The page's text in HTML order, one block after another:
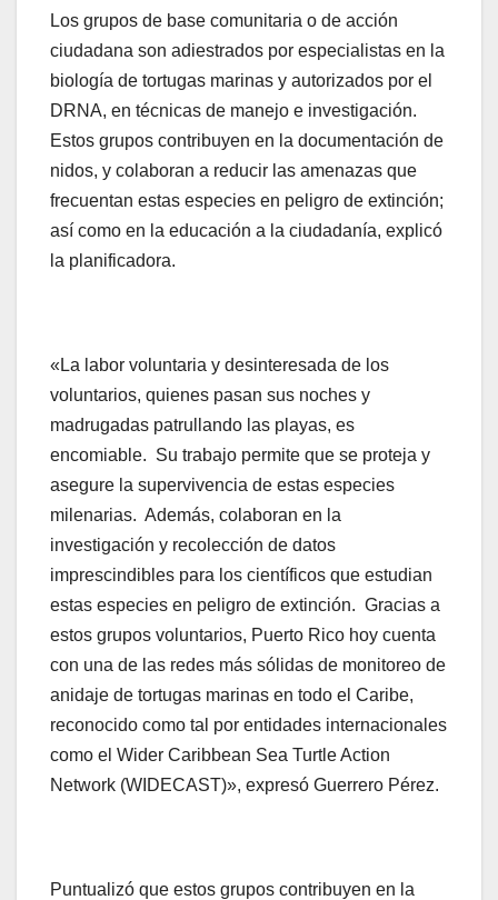
Los grupos de base comunitaria o de acción
ciudadana son adiestrados por especialistas en la
biología de tortugas marinas y autorizados por el
DRNA, en técnicas de manejo e investigación.
Estos grupos contribuyen en la documentación de
nidos, y colaboran a reducir las amenazas que
frecuentan estas especies en peligro de extinción;
así como en la educación a la ciudadanía, explicó
la planificadora.
«La labor voluntaria y desinteresada de los
voluntarios, quienes pasan sus noches y
madrugadas patrullando las playas, es
encomiable. Su trabajo permite que se proteja y
asegure la supervivencia de estas especies
milenarias. Además, colaboran en la
investigación y recolección de datos
imprescindibles para los científicos que estudian
estas especies en peligro de extinción. Gracias a
estos grupos voluntarios, Puerto Rico hoy cuenta
con una de las redes más sólidas de monitoreo de
anidaje de tortugas marinas en todo el Caribe,
reconocido como tal por entidades internacionales
como el Wider Caribbean Sea Turtle Action
Network (WIDECAST)», expresó Guerrero Pérez.
Puntualizó que estos grupos contribuyen en la